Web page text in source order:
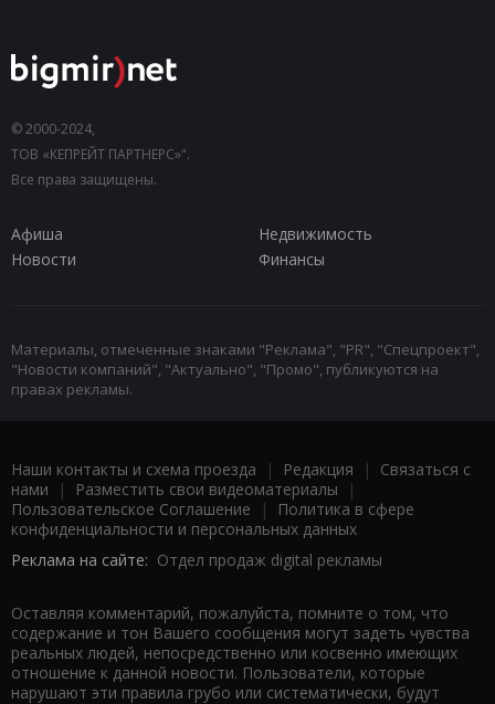
© 2000-2024,
ТОВ «КЕПРЕЙТ ПАРТНЕРС»".
Все права защищены.
Афиша
Недвижимость
Новости
Финансы
Материалы, отмеченные знаками "Реклама", "PR", "Спецпроект",
"Новости компаний", "Актуально", "Промо", публикуются на
правах рекламы.
Наши контакты и схема проезда | Редакция | Связаться с
нами | Разместить свои видеоматериалы |
Пользовательское Соглашение |
Политика в сфере
конфиденциальности и персональных данных
Реклама на сайте: Отдел продаж digital рекламы
Оставляя комментарий, пожалуйста, помните о том, что
содержание и тон Вашего сообщения могут задеть чувства
реальных людей, непосредственно или косвенно имеющих
отношение к данной новости. Пользователи, которые
нарушают эти правила грубо или систематически, будут